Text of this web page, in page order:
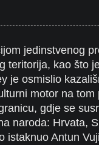
jedinstvenog
teritorija, kao što
je osmislio
motor na tom
gdje se
naroda: Hrvata,
istaknuo Antun